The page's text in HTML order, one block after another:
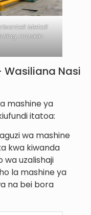
Metall
maskin
Wasiliana Nasi
mashine ya
itatoa:
wa mashine
kwa kiwanda
wa uzalishaji
la mashine ya
na bei bora